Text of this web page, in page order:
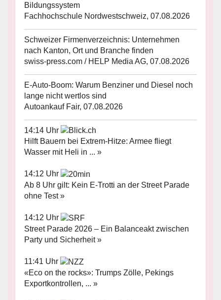
Bildungssystem
Fachhochschule Nordwestschweiz, 07.08.2026
Schweizer Firmenverzeichnis: Unternehmen
nach Kanton, Ort und Branche finden
swiss-press.com / HELP Media AG, 07.08.2026
E-Auto-Boom: Warum Benziner und Diesel noch
lange nicht wertlos sind
Autoankauf Fair, 07.08.2026
14:14 Uhr
Hilft Bauern bei Extrem-Hitze: Armee fliegt
Wasser mit Heli in ... »
14:12 Uhr
Ab 8 Uhr gilt: Kein E-Trotti an der Street Parade
ohne Test »
14:12 Uhr
Street Parade 2026 – Ein Balanceakt zwischen
Party und Sicherheit »
11:41 Uhr
«Eco on the rocks»: Trumps Zölle, Pekings
Exportkontrollen, ... »